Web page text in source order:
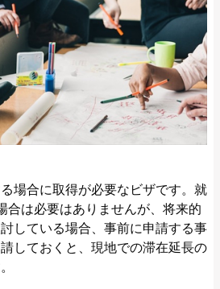
場合に取得が必要なビザです。就
合は必要はありませんが、将来的
している場合、事前に申請する事
しておくと、現地での滞在延長の